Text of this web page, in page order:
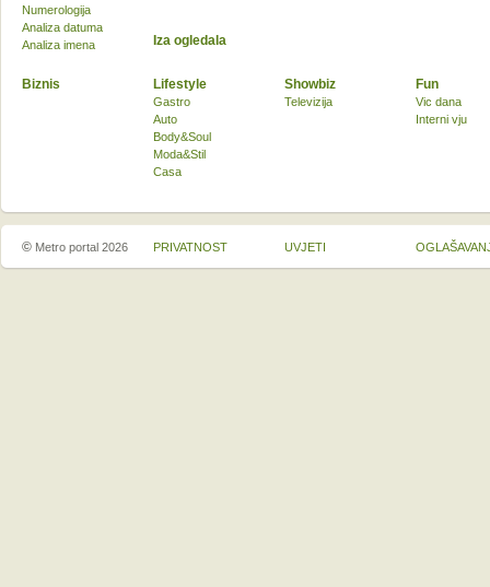
Biznis Lifestyle
Gastro
Auto
Body&Soul
Moda&Stil
Casa
Showbiz
Televizija
Fun
Vic dana
Interni vju
Numerologija
Analiza datuma
Analiza imena
Iza ogledala
© Metro portal 2026 PRIVATNOST UVJETI